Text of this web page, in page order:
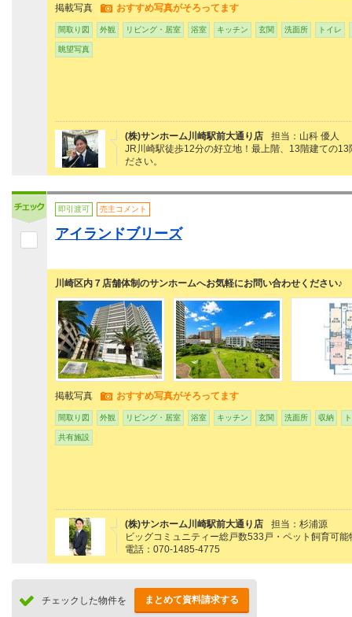
掲載写真 おすすめ写真がそろってます
間取り図 外観 リビング・居室 浴室 キッチン 玄関 洗面所 トイレ
眺望写真
(株)サンホーム川崎駅前大通り店
担当：山科 優人
JR川崎駅徒歩12分の好立地！最上階、13階建ての
ださい。
即引渡可 売主コメント
アイランドブリーズ
川崎区内７店舗体制のサンホームへお気軽にお問い合わせください♪
掲載写真 おすすめ写真がそろってます
間取り図 外観 リビング・居室 浴室 キッチン 玄関 洗面所 収納
共有施設
(株)サンホーム川崎駅前大通り店
担当：杉浦源
ビッグコミュニティー総戸数533戸・ペット飼育可
電話：070-1485-4775
チェックした物件を まとめて資料請求する